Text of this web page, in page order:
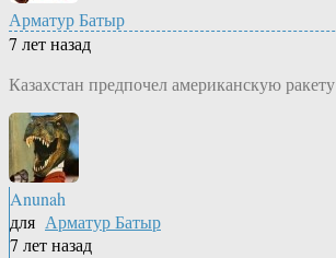
Арматур Батыр
7 лет назад
Казахстан предпочел американскую
Anunah
для Арматур Батыр
7 лет назад